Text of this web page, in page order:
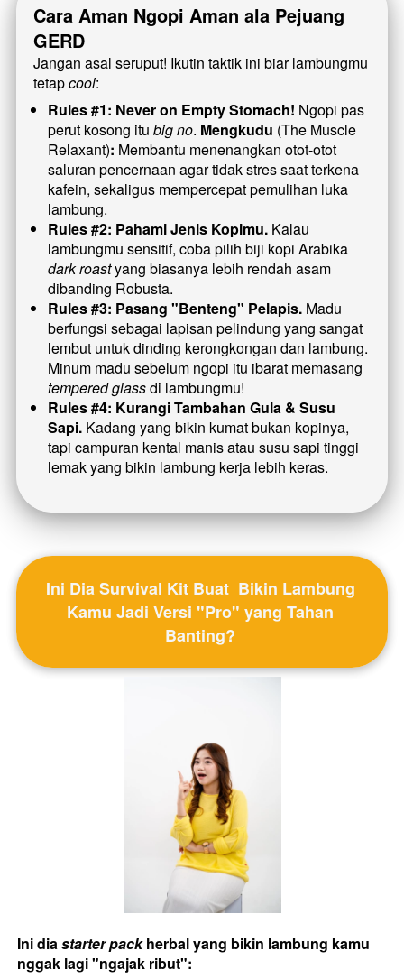
Cara Aman Ngopi Aman ala Pejuang
GERD
Jangan asal seruput! Ikutin taktik ini biar lambungmu
tetap cool:
Rules #1: Never on Empty Stomach! Ngopi pas
perut kosong itu big no. Mengkudu (The Muscle
Relaxant): Membantu menenangkan otot-otot
saluran pencernaan agar tidak stres saat terkena
kafein, sekaligus mempercepat pemulihan luka
lambung.
Rules #2: Pahami Jenis Kopimu. Kalau
dark roast yang biasanya lebih rendah asam
dibanding Robusta.
Rules #3: Pasang "Benteng" Pelapis. Madu
berfungsi sebagai lapisan pelindung yang sangat
lembut untuk dinding kerongkongan dan lambung.
tempered glass di lambungmu!
Rules #4: Kurangi Tambahan Gula & Susu
Sapi. Kadang yang bikin kumat bukan kopinya,
tapi campuran kental manis atau susu sapi tinggi
lemak yang bikin lambung kerja lebih keras.
Ini Dia Survival Kit Buat  Bikin Lambung
Kamu Jadi Versi "Pro" yang Tahan
Banting?
Ini dia starter pack herbal yang bikin lambung kamu
nggak lagi "ngajak ribut":